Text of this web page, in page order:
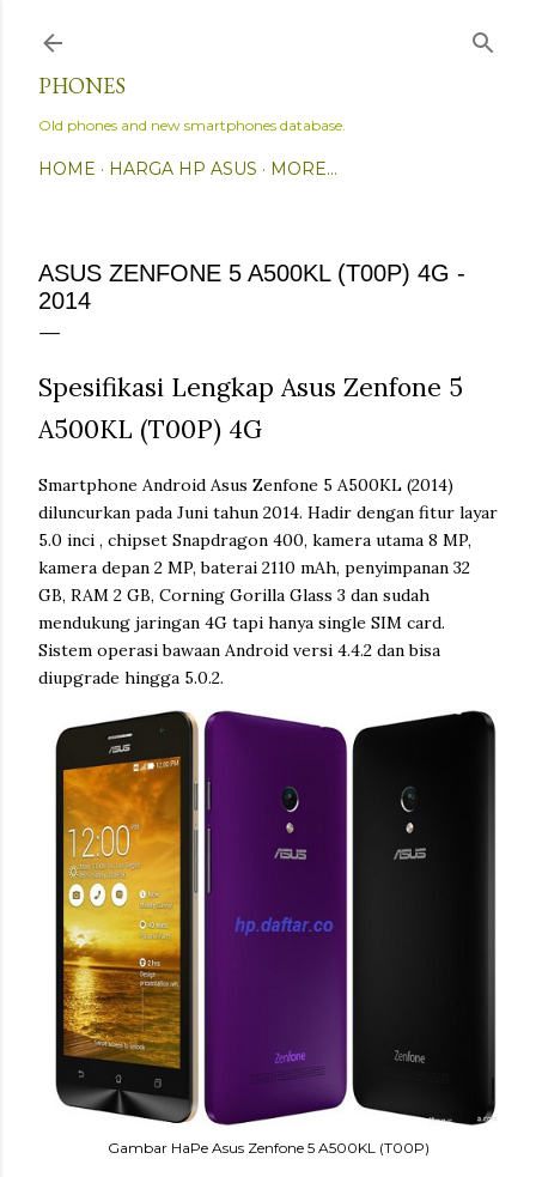
PHONES
Old phones and new smartphones database.
HOME HARGA HP ASUS MORE…
ASUS ZENFONE 5 A500KL (T00P) 4G -
2014
Spesifikasi Lengkap Asus Zenfone 5
A500KL (T00P) 4G
Smartphone Android Asus Zenfone 5 A500KL (2014)
diluncurkan pada Juni tahun 2014. Hadir dengan fitur layar
5.0 inci , chipset Snapdragon 400, kamera utama 8 MP,
kamera depan 2 MP, baterai 2110 mAh, penyimpanan 32
GB, RAM 2 GB, Corning Gorilla Glass 3 dan sudah
mendukung jaringan 4G tapi hanya single SIM card.
Sistem operasi bawaan Android versi 4.4.2 dan bisa
diupgrade hingga 5.0.2.
Gambar HaPe Asus Zenfone 5 A500KL (T00P)